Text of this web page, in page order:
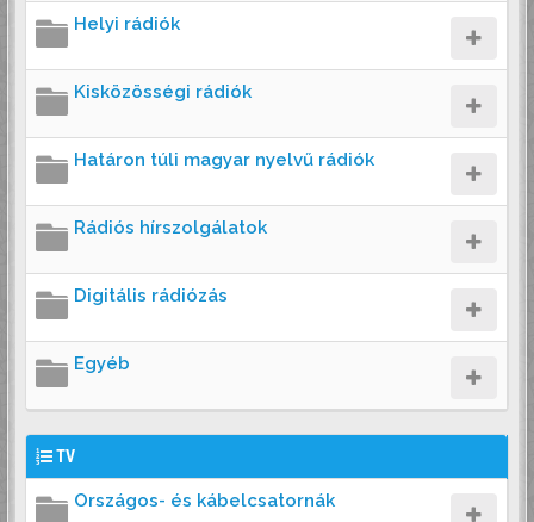
Helyi rádiók
Kisközösségi rádiók
Határon túli magyar nyelvű rádiók
Rádiós hírszolgálatok
Digitális rádiózás
Egyéb
TV
Országos- és kábelcsatornák